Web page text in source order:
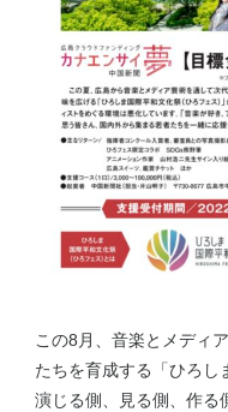
この8月、音楽とメディ
たちを育成する「ひろし
演じる側、見る側、作る